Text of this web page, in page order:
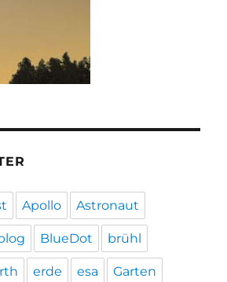
Apollo Astronaut
BlueDot brühl
erde esa Garten